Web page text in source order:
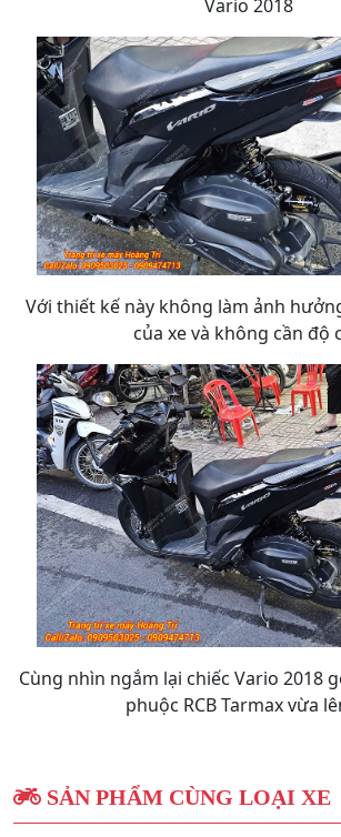
Vario 2018
Với thiết kế này không làm ảnh
của xe và không cần độ
Cùng nhìn ngắm lại chiếc Vario 2018
phuộc RCB Tarmax vừa
SẢN PHẨM CÙNG LOẠI XE